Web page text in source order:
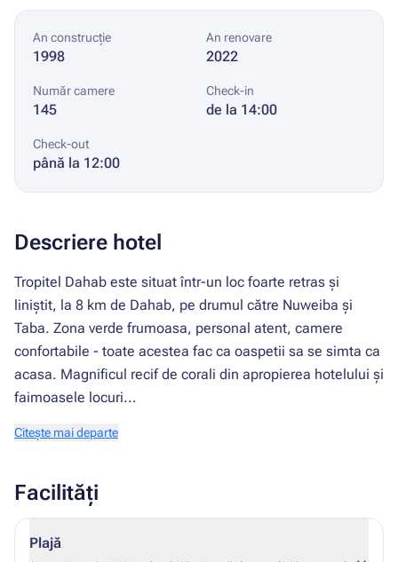
An construcție
1998
An renovare
2022
Număr camere
145
Check-in
de la 14:00
Check-out
până la 12:00
Descriere hotel
Tropitel Dahab este situat într-un loc foarte retras și
liniștit, la 8 km de Dahab, pe drumul către Nuweiba și
Taba. Zona verde frumoasa, personal atent, camere
confortabile - toate acestea fac ca oaspetii sa se simta ca
acasa. Magnificul recif de corali din apropierea hotelului și
faimoasele locuri...
Citește mai departe
Facilități
Plajă